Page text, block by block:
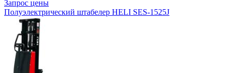
Запрос цены
Полуэлектрический штабелер HELI SES-1525J